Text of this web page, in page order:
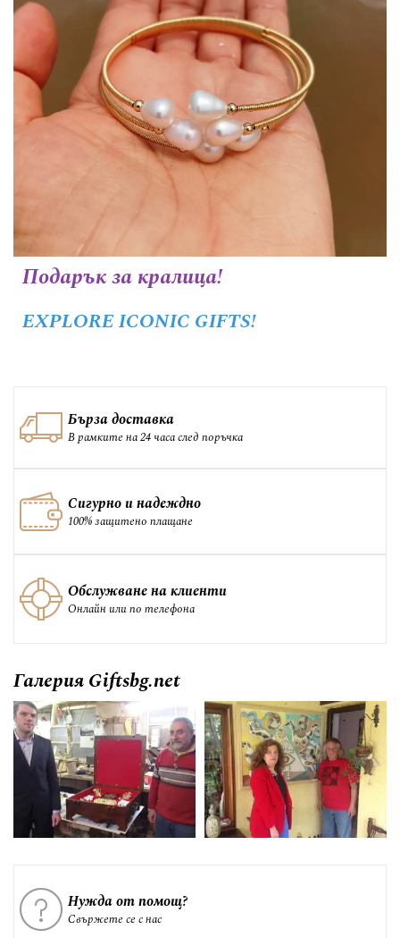
Подарък за кралица!
EXPLORE ICONIC GIFTS!
Бърза доставка
В рамките на 24 часа след поръчка
Сигурно и надеждно
100% защитено плащане
Обслужване на клиенти
Онлайн или по телефона
Галерия Giftsbg.net
Нужда от помощ?
Свържете се с нас